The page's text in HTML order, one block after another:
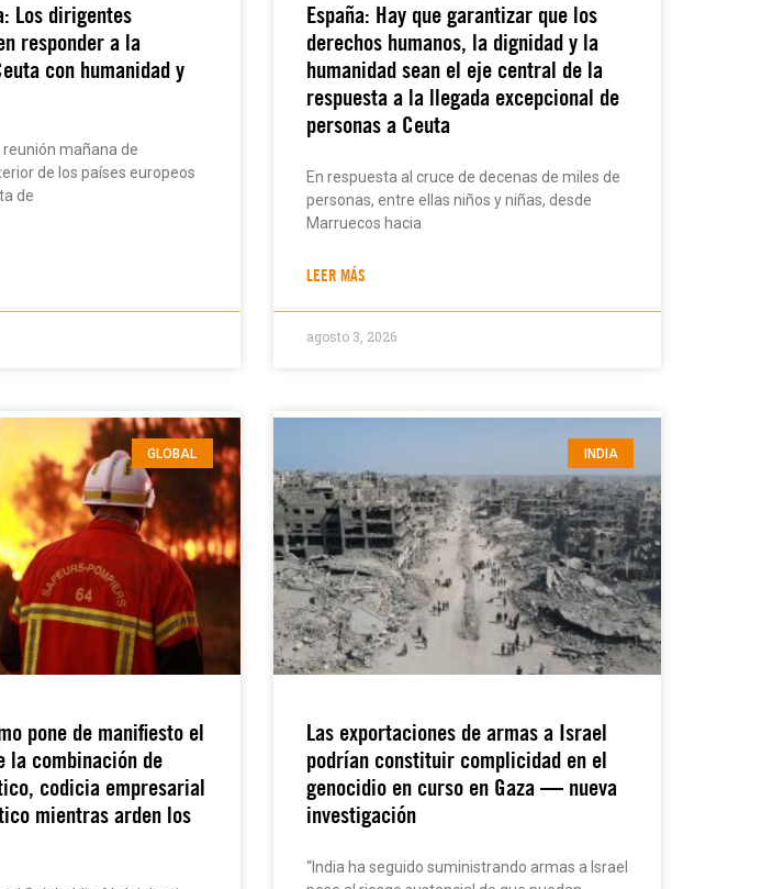
Los dirigentes
responder a la
con humanidad y
mañana de
de los países europeos
de
España: Hay que garantizar que los
derechos humanos, la dignidad y la
humanidad sean el eje central de la
respuesta a la llegada excepcional de
personas a Ceuta
En respuesta al cruce de decenas de miles de
personas, entre ellas niños y niñas, desde
Marruecos hacia
LEER MÁS
agosto 3, 2026
GLOBAL
pone de manifiesto el
la combinación de
codicia empresarial
mientras arden los
INDIA
Las exportaciones de armas a Israel
podrían constituir complicidad en el
genocidio en curso en Gaza — nueva
investigación
“India ha seguido suministrando armas a Israel